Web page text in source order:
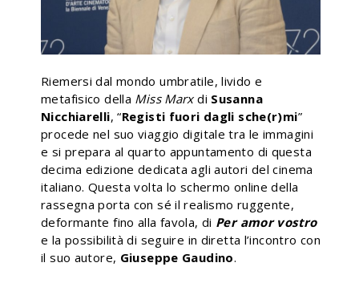
Riemersi dal mondo umbratile, livido e
metafisico della Miss Marxdi Susanna
Nicchiarelli, “Registi fuori dagli sche(r)mi”
procede nel suo viaggio digitale tra le immagini
e si prepara al quarto appuntamento di questa
decima edizione dedicata agli autori del cinema
italiano. Questa volta lo schermo online della
rassegna porta con sé il realismo ruggente,
deformante fino alla favola, di Per amor vostro
e la possibilità di seguire in diretta l’incontro con
il suo autore, Giuseppe Gaudino.